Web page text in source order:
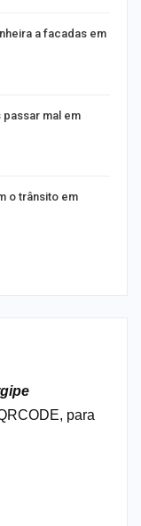
a facadas em
mal em
o trânsito em
para